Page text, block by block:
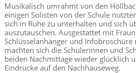
Musikalisch umrahmt von den
einigen Solisten von der Schule
sich in Ruhe zu unterhalten und sich
auszutauschen. Ausgestattet mit
Schlüsselanhänger und Infobroschüre
machten sich die Schülerinnen und
beiden Nachmittage wieder glücklich
Eindrücke auf den Nachhauseweg.